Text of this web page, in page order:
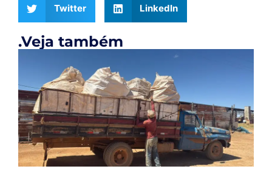
Twitter LinkedIn
.Veja também